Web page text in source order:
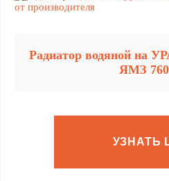
Радиатор водяной на
ЯМЗ
УЗНАТЬ